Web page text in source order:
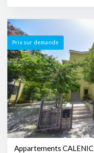
Prix ​​sur demande
Appartements CALENIC